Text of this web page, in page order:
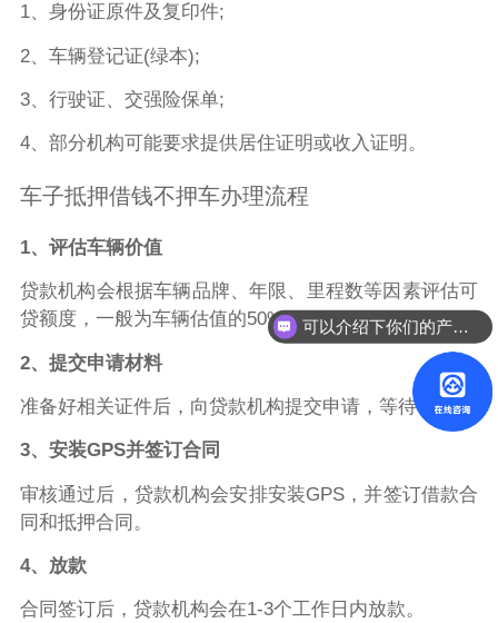
1、身份证原件及复印件;
2、车辆登记证(绿本);
3、行驶证、交强险保单;
4、部分机构可能要求提供居住证明或收入证明。
车子抵押借钱不押车办理流程
1、评估车辆价值
贷款机构会根据车辆品牌、年限、里程数等因素评估可
贷额度，一般为车辆估值的50%-80%。
2、提交申请材料
准备好相关证件后，向贷款机构提交申请，等待审核。
3、安装GPS并签订合同
审核通过后，贷款机构会安排安装GPS，并签订借款合
同和抵押合同。
4、放款
合同签订后，贷款机构会在1-3个工作日内放款。
可以介绍下你们的产品么？